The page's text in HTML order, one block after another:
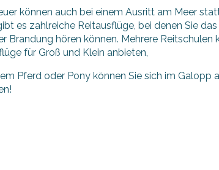
können auch bei einem Ausritt am Meer
es zahlreiche Reitausflüge, bei denen Sie das
Brandung hören können. Mehrere Reitschulen
für Groß und Klein anbieten,
Pferd oder Pony können Sie sich im Galopp